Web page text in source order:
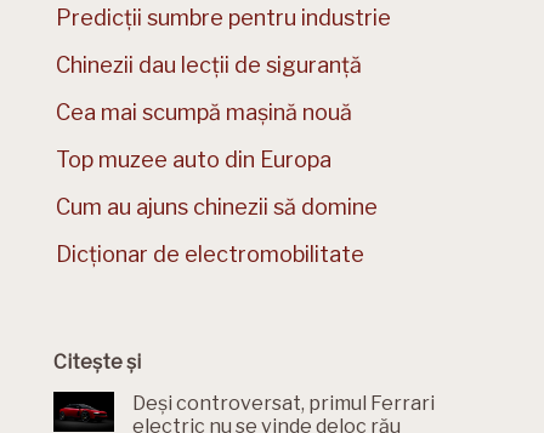
Predicții sumbre pentru industrie
Chinezii dau lecții de siguranță
Cea mai scumpă mașină nouă
Top muzee auto din Europa
Cum au ajuns chinezii să domine
Dicționar de electromobilitate
Citește și
Deși controversat, primul Ferrari
electric nu se vinde deloc rău